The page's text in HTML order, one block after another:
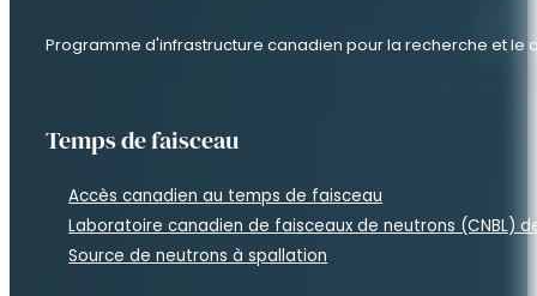
Programme d'infrastructure canadien pour la recherche et
Temps de faisceau
Accès canadien au temps de faisceau
Laboratoire canadien de faisceaux de neutrons (CNBL)
Source de neutrons à spallation